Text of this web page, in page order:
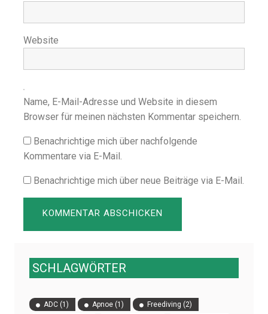
Website
Name, E-Mail-Adresse und Website in diesem
Browser für meinen nächsten Kommentar speichern.
Benachrichtige mich über nachfolgende
Kommentare via E-Mail.
Benachrichtige mich über neue Beiträge via E-Mail.
SCHLAGWÖRTER
ADC (1) Apnoe (1) Freediving (2)